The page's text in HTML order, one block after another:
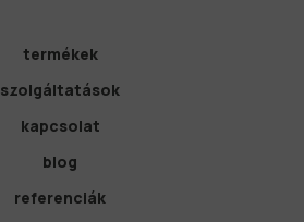
termékek
szolgáltatások
kapcsolat
blog
referenciák